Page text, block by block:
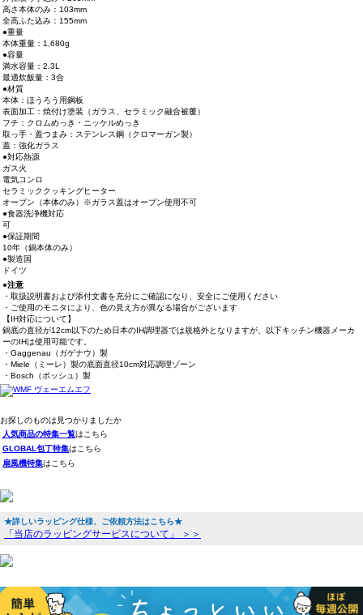
高さ本体のみ：103mm
全高ふた込み：155mm
●重量
本体重量：1,680g
●容量
満水容量：2.3L
最適炊飯量：3合
●材質
本体：ほうろう用鋼板
表面加工：焼付け塗装（ガラス、セラミック融合被覆）
フチ：クロムめっき・ニッケルめっき
取っ手・蓋つまみ：ステンレス鋼（クロマーガン製）
蓋：強化ガラス
●対応熱源
ガス火
電気コンロ
セラミッククッキングヒーター
オーブン（本体のみ）※ガラス蓋はオーブン使用不可
●食器洗浄機対応
可
●保証期間
10年（鍋本体のみ）
●製造国
ドイツ
●注意
・取扱説明書および添付文書を充分にご確認になり、安全にご使用ください
・ご使用のモニタにより、色の見え方が異なる場合がございます
【IH対応について】
鍋底の直径が12cm以下のため日本のIH調理器では規格外となりますが、以下キッチン機器メーカ
ーのIHは使用可能です。
・Gaggenau（ガゲナウ）製
・Miele（ミーレ）製の底面直径10cm対応調理ゾーン
・Bosch（ボッシュ）製
お探しのものは見つかりましたか
人気商品の特集一覧はこちら
GLOBAL包丁特集はこちら
扇風機特集はこちら
★詳しいラッピング仕様、ご依頼方法はこちら★
「当店のラッピングサービスについて」 ＞＞